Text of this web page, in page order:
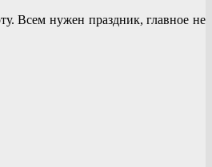
Всем нужен праздник, главное не